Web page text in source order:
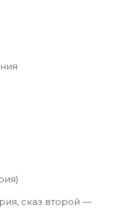
сказ второй —